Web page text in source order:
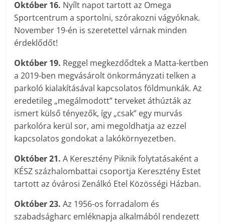
Október 16. Nyílt napot tartott az Omega
Sportcentrum a sportolni, szórakozni vágyóknak.
November 19-én is szeretettel várnak minden
érdeklődőt!
Október 19. Reggel megkezdődtek a Matta-kertben
a 2019-ben megvásárolt önkormányzati telken a
parkoló kialakításával kapcsolatos földmunkák. Az
eredetileg „megálmodott” terveket áthúzták az
ismert külső tényezők, így „csak” egy murvás
parkolóra kerül sor, ami megoldhatja az ezzel
kapcsolatos gondokat a lakókörnyezetben.
Október 21.A Keresztény Piknik folytatásaként a
KÉSZ százhalombattai csoportja Keresztény Estet
tartott az óvárosi Zenálkó Etel Közösségi Házban.
Október 23.Az 1956-os forradalom és
szabadságharc emléknapja alkalmából rendezett